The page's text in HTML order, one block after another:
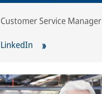
Customer Service Manager
LinkedIn